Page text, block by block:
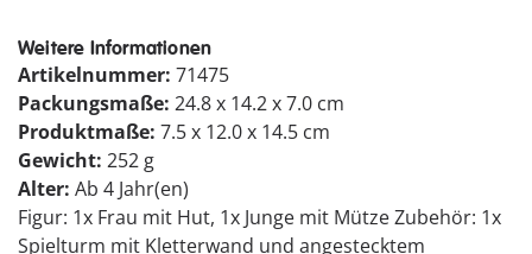
Weitere Informationen
Artikelnummer: 71475
Packungsmaße: 24.8 x 14.2 x 7.0 cm
Produktmaße: 7.5 x 12.0 x 14.5 cm
Gewicht: 252 g
Alter: Ab 4 Jahr(en)
Figur: 1x Frau mit Hut, 1x Junge mit Mütze Zubehör: 1x
Spielturm mit Kletterwand und angestecktem